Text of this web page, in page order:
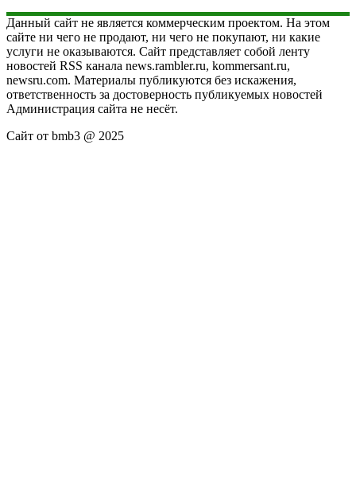
Данный сайт не является коммерческим проектом. На этом
сайте ни чего не продают, ни чего не покупают, ни какие
услуги не оказываются. Сайт представляет собой ленту
новостей RSS канала news.rambler.ru, kommersant.ru,
newsru.com. Материалы публикуются без искажения,
ответственность за достоверность публикуемых новостей
Администрация сайта не несёт.
Сайт от bmb3 @ 2025